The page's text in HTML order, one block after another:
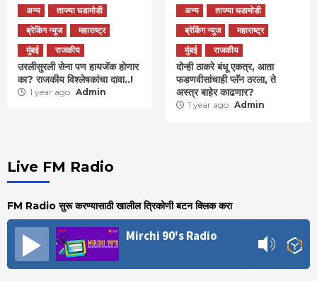
अन्य
ताज्या घडामोडी
ब्रेकिंग न्युज
महाराष्ट्र
मुंबई
राजकीय
उरलीसुरली सेना पण हायजॅक होणार
का? राजकीय विश्लेषकांचा दावा..!
1 year ago Admin
अन्य
ताज्या घडामोडी
ब्रेकिंग न्युज
महाराष्ट्र
मुंबई
राजकीय
दोन्ही ठाकरे बंधू एकत्र, आता
फडणवीसांचाही प्लॅन ठरला, ते
अस्त्र बाहेर काढणार?
1 year ago Admin
Live FM Radio
FM Radio सुरू करण्यासाठी खालील त्रिकोणी बटन क्लिक करा
Mirchi 90's Radio